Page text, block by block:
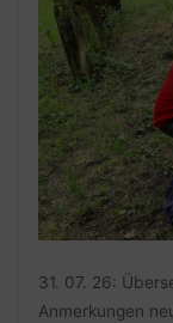
31. 07. 26:
Anmerkungen